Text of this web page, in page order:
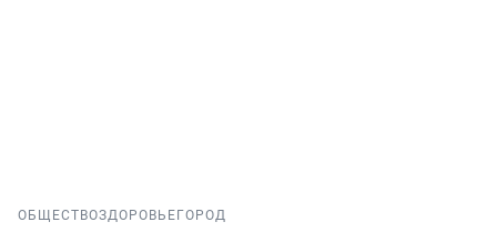
ОБЩЕСТВОЗДОРОВЬЕ ГОРОД